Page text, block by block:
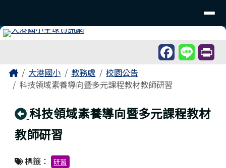
主內容區域
Home大港國小 教務處
校園公告
科技領域素養導向暨多元課程教材教師研習
回上頁
科技領域素養導向暨多元課程教材
教師研習
標籤： 研習
頁尾區域